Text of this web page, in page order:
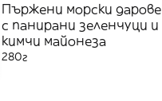
Пържени морски дарове
с панирани зеленчуци и
кимчи майонеза
280г